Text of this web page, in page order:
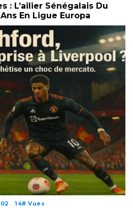
: L’ailier Sénégalais Du
En Ligue Europa
148 Vues